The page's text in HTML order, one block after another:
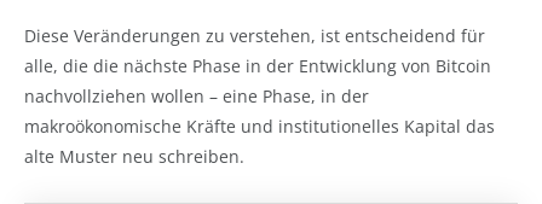
Diese Veränderungen zu verstehen, ist entscheidend für
alle, die die nächste Phase in der Entwicklung von Bitcoin
nachvollziehen wollen – eine Phase, in der
makroökonomische Kräfte und institutionelles Kapital das
alte Muster neu schreiben.